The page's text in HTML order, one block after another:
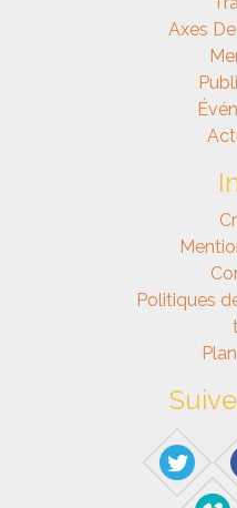
Axes
Politiques